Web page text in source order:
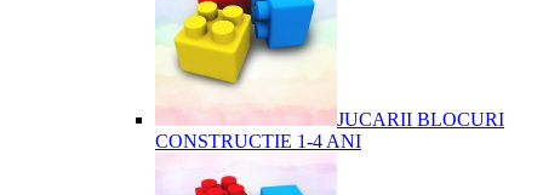
JUCARII BLOCURI
CONSTRUCTIE 1-4 ANI